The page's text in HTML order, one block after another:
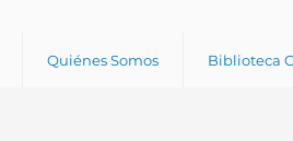
Quiénes Somos Biblioteca